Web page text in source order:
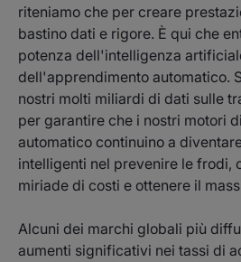
riteniamo che per creare
bastino dati e rigore. È qui che
potenza dell'intelligenza
dell'apprendimento automatico.
nostri molti miliardi di dati sulle
per garantire che i nostri motori
automatico continuino a
intelligenti nel prevenire le frodi,
miriade di costi e ottenere il
Alcuni dei marchi globali più
aumenti significativi nei tassi di